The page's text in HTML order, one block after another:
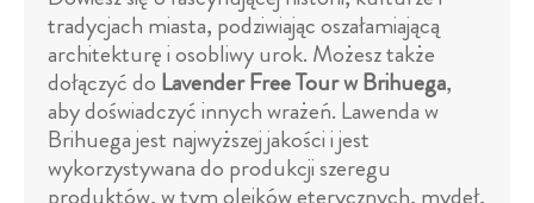
tradycjach miasta, podziwiając oszałamiającą
architekturę i osobliwy urok. Możesz także
dołączyć do Lavender Free Tour w Brihuega,
aby doświadczyć innych wrażeń. Lawenda w
Brihuega jest najwyższej jakości i jest
wykorzystywana do produkcji szeregu